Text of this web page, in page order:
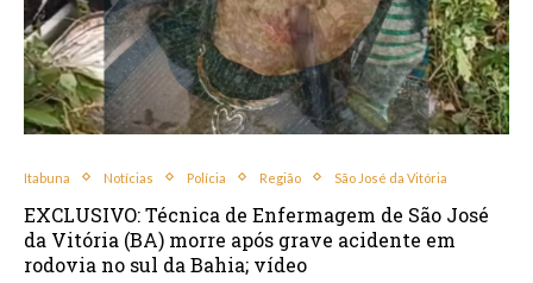
Itabuna Notícias Polícia Região São José da Vitória
EXCLUSIVO: Técnica de Enfermagem de São José
da Vitória (BA) morre após grave acidente em
rodovia no sul da Bahia; vídeo